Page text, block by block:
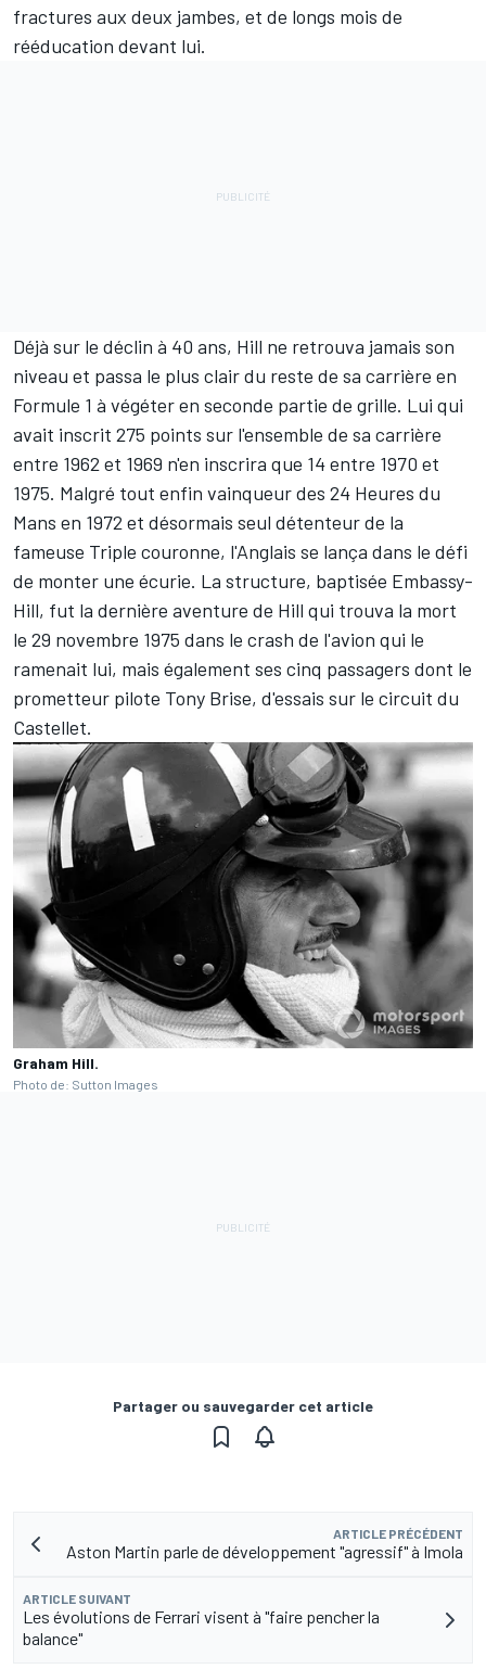
fractures aux deux jambes, et de longs mois de
rééducation devant lui.
Déjà sur le déclin à 40 ans, Hill ne retrouva jamais son
niveau et passa le plus clair du reste de sa carrière en
Formule 1 à végéter en seconde partie de grille. Lui qui
avait inscrit 275 points sur l'ensemble de sa carrière
entre 1962 et 1969 n'en inscrira que 14 entre 1970 et
1975. Malgré tout enfin vainqueur des 24 Heures du
Mans en 1972 et désormais seul détenteur de la
fameuse Triple couronne, l'Anglais se lança dans le défi
de monter une écurie. La structure, baptisée Embassy-
Hill, fut la dernière aventure de Hill qui trouva la mort
le 29 novembre 1975 dans le crash de l'avion qui le
ramenait lui, mais également ses cinq passagers dont le
prometteur pilote Tony Brise, d'essais sur le circuit du
Castellet.
Graham Hill.
Photo de: Sutton Images
Partager ou sauvegarder cet article
ARTICLE PRÉCÉDENT
Aston Martin parle de développement "agressif" à Imola
ARTICLE SUIVANT
Les évolutions de Ferrari visent à "faire pencher la
balance"